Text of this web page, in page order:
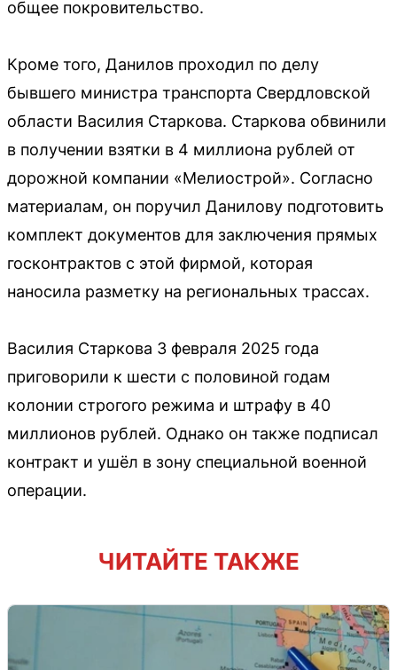
общее покровительство.
Кроме того, Данилов проходил по делу
бывшего министра транспорта Свердловской
области Василия Старкова. Старкова обвинили
в получении взятки в 4 миллиона рублей от
дорожной компании «Мелиострой». Согласно
материалам, он поручил Данилову подготовить
комплект документов для заключения прямых
госконтрактов с этой фирмой, которая
наносила разметку на региональных трассах.
Василия Старкова 3 февраля 2025 года
приговорили к шести с половиной годам
колонии строгого режима и штрафу в 40
миллионов рублей. Однако он также подписал
контракт и ушёл в зону специальной военной
операции.
ЧИТАЙТЕ ТАКЖЕ